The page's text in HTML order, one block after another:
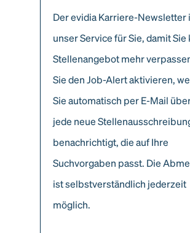
Der evidia Karriere-Newsletter
unser Service für Sie, damit Sie
Stellenangebot mehr
Sie den Job-Alert aktivieren,
Sie automatisch per E-Mail
jede neue
benachrichtigt, die auf Ihre
Suchvorgaben passt. Die
ist selbstverständlich jederzeit
möglich.